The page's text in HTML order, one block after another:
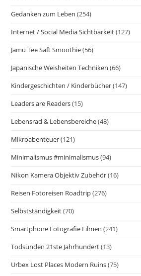
Gedanken zum Leben (254)
Internet / Social Media Sichtbarkeit(127)
Jamu Tee Saft Smoothie(56)
Japanische Weisheiten Techniken (66)
Kindergeschichten / Kinderbücher(147)
Leaders are Readers(15)
Lebensrad & Lebensbereiche(48)
Mikroabenteuer(121)
Minimalismus #minimalismus(94)
Nikon Kamera Objektiv Zubehör(16)
Reisen Fotoreisen Roadtrip(276)
Selbstständigkeit(70)
Smartphone Fotografie Filmen (241)
Todsünden 21ste Jahrhundert(13)
Urbex Lost Places Modern Ruins(75)